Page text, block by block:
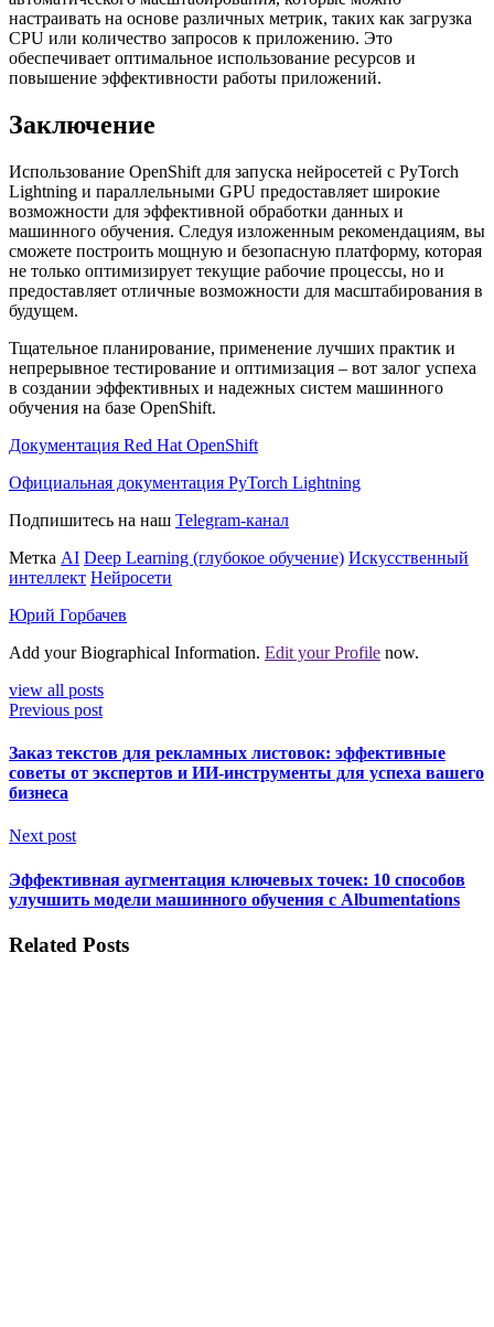
настраивать на основе различных метрик, таких как загрузка
CPU или количество запросов к приложению. Это
обеспечивает оптимальное использование ресурсов и
повышение эффективности работы приложений.
Заключение
Использование OpenShift для запуска нейросетей с PyTorch
Lightning и параллельными GPU предоставляет широкие
возможности для эффективной обработки данных и
машинного обучения. Следуя изложенным рекомендациям, вы
сможете построить мощную и безопасную платформу, которая
не только оптимизирует текущие рабочие процессы, но и
предоставляет отличные возможности для масштабирования в
будущем.
Тщательное планирование, применение лучших практик и
непрерывное тестирование и оптимизация – вот залог успеха
в создании эффективных и надежных систем машинного
обучения на базе OpenShift.
Документация Red Hat OpenShift
Официальная документация PyTorch Lightning
Подпишитесь на наш Telegram-канал
Метка AI Deep Learning (глубокое обучение) Искусственный
интеллект Нейросети
Юрий Горбачев
Add your Biographical Information. Edit your Profile now.
view all posts
Previous post
Заказ текстов для рекламных листовок: эффективные
советы от экспертов и ИИ-инструменты для успеха вашего
бизнеса
Next post
Эффективная аугментация ключевых точек: 10 способов
улучшить модели машинного обучения с Albumentations
Related Posts